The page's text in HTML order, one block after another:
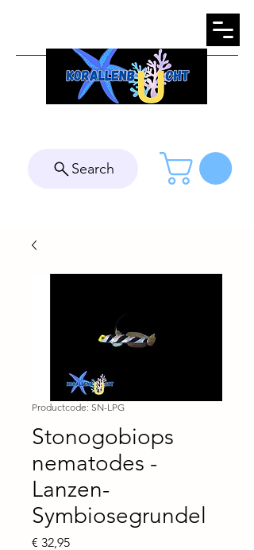
Search
Productcode: SN-LPG
Stonogobiops
nematodes -
Lanzen-
Symbiosegrundel
€ 32,95Prijs